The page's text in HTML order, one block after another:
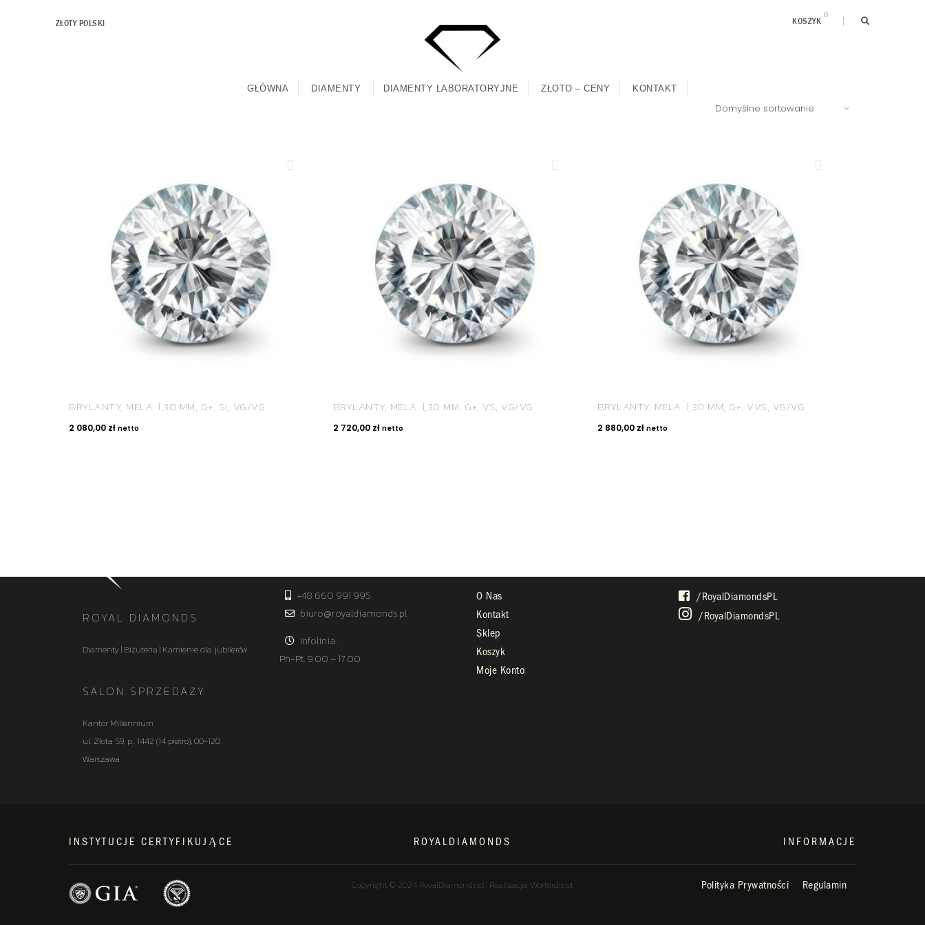
ZŁOTY POLSKI KOSZYK
0
GŁÓWNA DIAMENTY DIAMENTY LABORATORYJNE ZŁOTO – CENY KONTAKT
BRYLANTY, MELA: 1,30 MM, G+, SI, VG/VG
2 080,00 zł netto
BRYLANTY, MELA: 1,30 MM, G+, VS, VG/VG
2 720,00 zł netto
BRYLANTY, MELA: 1,30 MM, G+, VVS, VG/VG
2 880,00 zł netto
ROYAL DIAMONDS
Diamenty | Biżuteria | Kamienie dla jubilerów
SALON SPRZEDAŻY
Kantor Millennium
ul. Złota 59, p.: 1442 (14 pietro), 00-120
Warszawa
+48 660 991 995
biuro@royaldiamonds.pl
Infolinia:
Pn-Pt: 9.00 – 17.00
O Nas
Kontakt
Sklep
Koszyk
Moje Konto
/royalDiamondsPL
/royalDiamondsPL
INSTYTUCJE CERTYFIKUJĄCE ROYALDIAMONDS
Copyright © 2024 RoyalDiamonds.pl | Realizacja: Worfordis.pl
INFORMACJE
Polityka Prywatności Regulamin